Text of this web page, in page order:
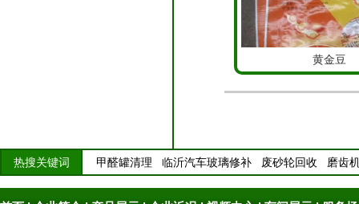
黄金豆
热搜关键词 甲醛罐清理 临沂汽车玻璃修补 废砂轮回收 磨齿